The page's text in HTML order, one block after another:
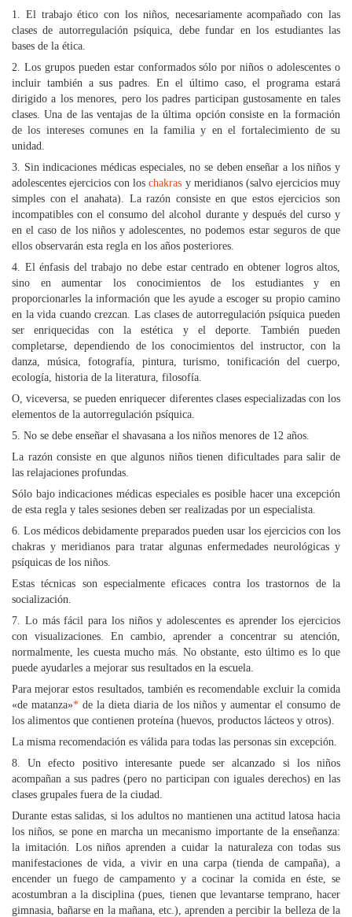
1. El trabajo ético con los niños, necesariamente acompañado con las
clases de autorregulación psíquica, debe fundar en los estudiantes las
bases de la ética.
2. Los grupos pueden estar conformados sólo por niños o adolescentes o
incluir también a sus padres. En el último caso, el programa estará
dirigido a los menores, pero los padres participan gustosamente en tales
clases. Una de las ventajas de la última opción consiste en la formación
de los intereses comunes en la familia y en el fortalecimiento de su
unidad.
3. Sin indicaciones médicas especiales, no se deben enseñar a los niños y
adolescentes ejercicios con loschakras y meridianos (salvo ejercicios muy
simples con el anahata). La razón consiste en que estos ejercicios son
incompatibles con el consumo del alcohol durante y después del curso y
en el caso de los niños y adolescentes, no podemos estar seguros de que
ellos observarán esta regla en los años posteriores.
4. El énfasis del trabajo no debe estar centrado en obtener logros altos,
sino en aumentar los conocimientos de los estudiantes y en
proporcionarles la información que les ayude a escoger su propio camino
en la vida cuando crezcan. Las clases de autorregulación psíquica pueden
ser enriquecidas con la estética y el deporte. También pueden
completarse, dependiendo de los conocimientos del instructor, con la
danza, música, fotografía, pintura, turismo, tonificación del cuerpo,
ecología, historia de la literatura, filosofía.
O, viceversa, se pueden enriquecer diferentes clases especializadas con los
elementos de la autorregulación psíquica.
5. No se debe enseñar el shavasana a los niños menores de 12 años.
La razón consiste en que algunos niños tienen dificultades para salir de
las relajaciones profundas.
Sólo bajo indicaciones médicas especiales es posible hacer una excepción
de esta regla y tales sesiones deben ser realizadas por un especialista.
6. Los médicos debidamente preparados pueden usar los ejercicios con los
chakras y meridianos para tratar algunas enfermedades neurológicas y
psíquicas de los niños.
Estas técnicas son especialmente eficaces contra los trastornos de la
socialización.
7. Lo más fácil para los niños y adolescentes es aprender los ejercicios
con visualizaciones. En cambio, aprender a concentrar su atención,
normalmente, les cuesta mucho más. No obstante, esto último es lo que
puede ayudarles a mejorar sus resultados en la escuela.
Para mejorar estos resultados, también es recomendable excluir la comida
«de matanza»* de la dieta diaria de los niños y aumentar el consumo de
los alimentos que contienen proteína (huevos, productos lácteos y otros).
La misma recomendación es válida para todas las personas sin excepción.
8. Un efecto positivo interesante puede ser alcanzado si los niños
acompañan a sus padres (pero no participan con iguales derechos) en las
clases grupales fuera de la ciudad.
Durante estas salidas, si los adultos no mantienen una actitud latosa hacia
los niños, se pone en marcha un mecanismo importante de la enseñanza:
la imitación. Los niños aprenden a cuidar la naturaleza con todas sus
manifestaciones de vida, a vivir en una carpa (tienda de campaña), a
encender un fuego de campamento y a cocinar la comida en éste, se
acostumbran a la disciplina (pues, tienen que levantarse temprano, hacer
gimnasia, bañarse en la mañana, etc.), aprenden a percibir la belleza de la